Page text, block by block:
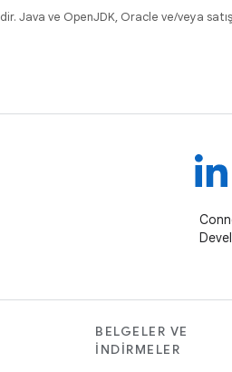
Java ve OpenJDK, Oracle ve/veya satış
BELGELER VE
İNDIRMELER